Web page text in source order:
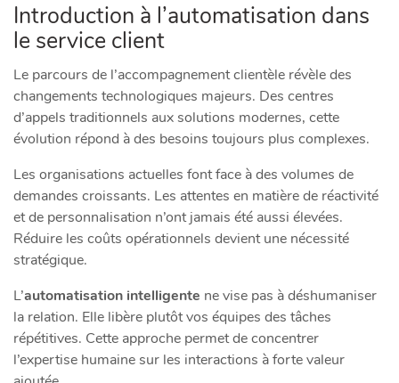
Introduction à l’automatisation dans
le service client
Le parcours de l’accompagnement clientèle révèle des
changements technologiques majeurs. Des centres
d’appels traditionnels aux solutions modernes, cette
évolution répond à des besoins toujours plus complexes.
Les organisations actuelles font face à des volumes de
demandes croissants. Les attentes en matière de réactivité
et de personnalisation n’ont jamais été aussi élevées.
Réduire les coûts opérationnels devient une nécessité
stratégique.
L’automatisation intelligente ne vise pas à déshumaniser
la relation. Elle libère plutôt vos équipes des tâches
répétitives. Cette approche permet de concentrer
l’expertise humaine sur les interactions à forte valeur